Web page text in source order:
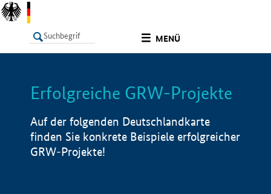
MENÜ
LISTE Info
Erfolgreiche GRW-Projekte
Auf der folgenden Deutschlandkarte
finden Sie konkrete Beispiele erfolgreicher
GRW-Projekte!